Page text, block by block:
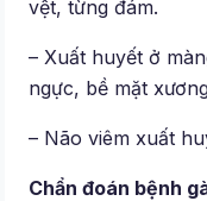
vệt, từng đám.
– Xuất huyết ở
ngực, bề mặt
– Não viêm xuất
Chẩn đoán bệnh